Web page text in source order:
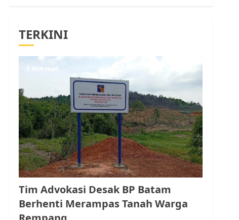
5 JULI 15, 2026
1
Pemko Batam Tegaskan
RT dan RW bukan Petugas
Pendataan dan
Pemungutan Pajak
AGUSTUS 1, 2026 0
Kader Pajak jadi
Penghubung Pemerintah
dan Masyarakat di
Lingkungan RT/RW
TERKINI
5 min read
Tim Advokasi Desak BP Batam
Berhenti Merampas Tanah Warga